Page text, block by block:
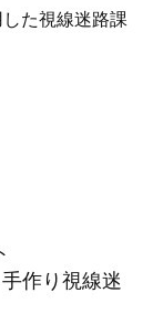
た視線迷路課
作り視線迷